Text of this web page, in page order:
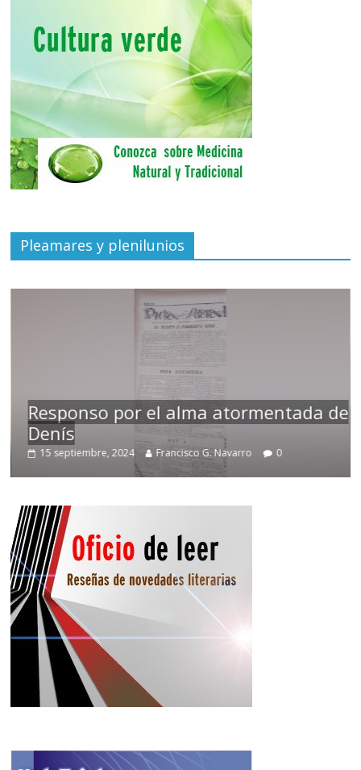
Pleamares y plenilunios
Responso por el alma atormentada de
Denís
15 septiembre, 2024 Francisco G. Navarro